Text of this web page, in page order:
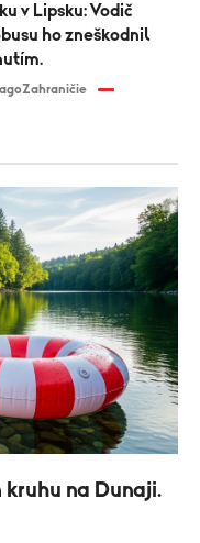
v Lipsku: Vodič
ho zneškodnil
Zahraničie
kruhu na Dunaji.